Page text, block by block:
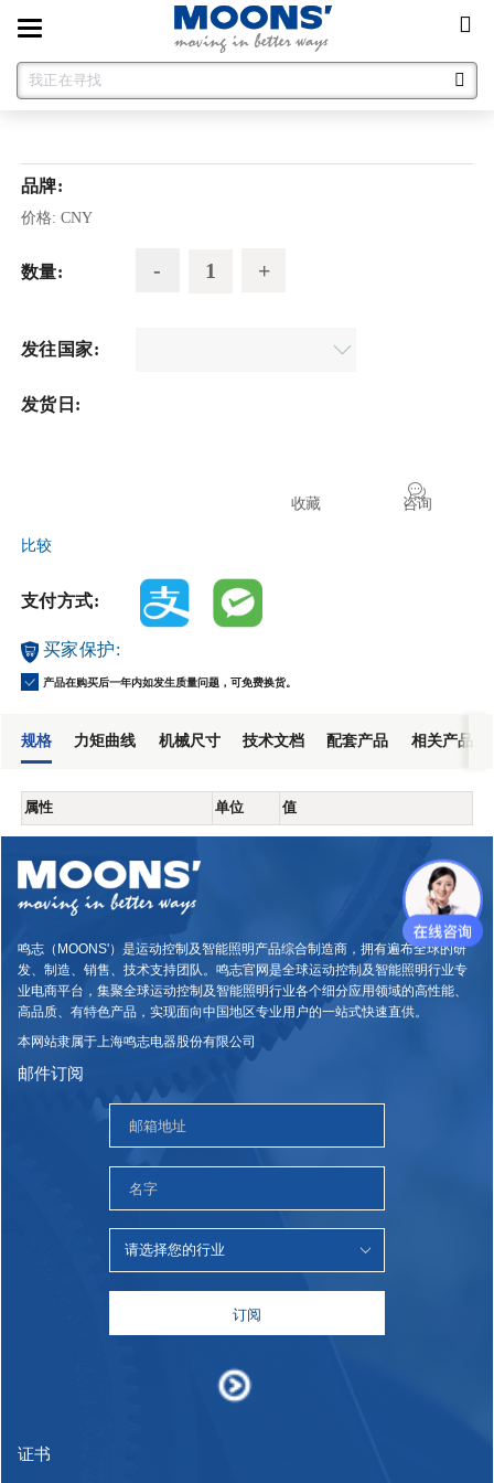
Toggle
navigation
品牌:
价格: CNY
数量:
发往国家:
发货日:
咨询
收藏
比较
支付方式:
买家保护:
产品在购买后一年内如发生质量问题，可免费换货。
规格 力矩曲线 机械尺寸 技术文档 配套产品 相关产品
属性 单位 值
鸣志（MOONS'）是运动控制及智能照明产品综合制造商，拥有遍布全球的研
发、制造、销售、技术支持团队。鸣志官网是全球运动控制及智能照明行业专
业电商平台，集聚全球运动控制及智能照明行业各个细分应用领域的高性能、
高品质、有特色产品，实现面向中国地区专业用户的一站式快速直供。
本网站隶属于上海鸣志电器股份有限公司
邮件订阅
订阅
证书